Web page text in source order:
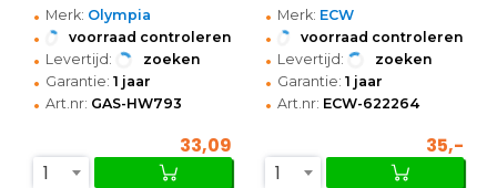
• Merk: Olympia
• voorraad controleren
• Levertijd: zoeken
• Garantie: 1 jaar
• Art.nr: GAS-HW793
33,09
1
• Merk: ECW
• voorraad controleren
• Levertijd: zoeken
• Garantie: 1 jaar
• Art.nr: ECW-622264
35,-
1